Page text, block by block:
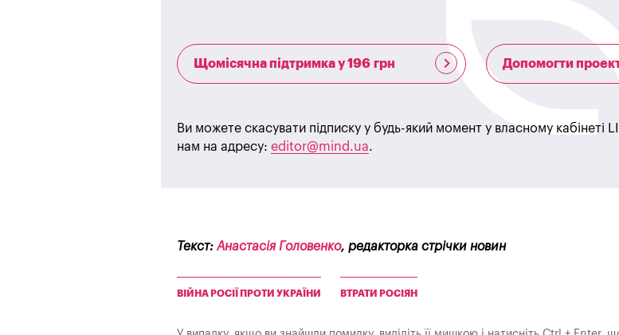
Щомісячна підтримка у 196 грн Допомогти
Ви можете скасувати підписку у будь-який момент у власному кабінеті
нам на адресу: editor@mind.ua.
Текст: Анастасія Головенко, редакторка стрічки новин
ВІЙНА РОСІЇ ПРОТИ УКРАЇНИ ВТРАТИ РОСІЯН